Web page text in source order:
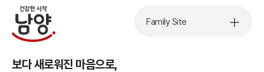
보다 새로워진 마음으로,
Family Site